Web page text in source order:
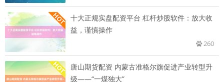
十大正规实盘配资平台 杠杆炒股软件：放大收
益，谨慎操作
260
唐山期货配资 内蒙古准格尔旗促进产业转型升
级——“一煤独大”